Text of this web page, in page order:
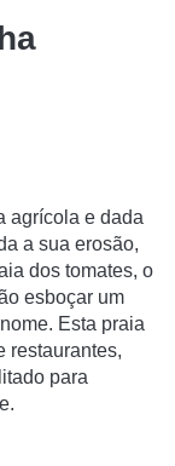
agrícola e dada
a sua erosão,
dos tomates, o
esboçar um
Esta praia
restaurantes,
para